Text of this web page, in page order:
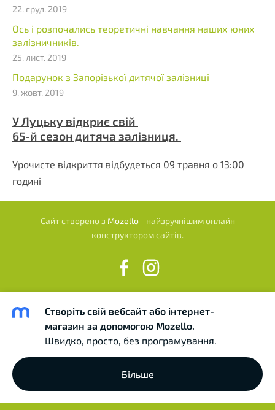
22. груд. 2019
Ось і розпочались теоретичні навчання наших юних
залізничників.
25. лист. 2019
Подарунок з Запорізької дитячої залізниці
9. жовт. 2019
У Луцьку відкриє свій
65-й сезон дитяча залізниця.
Урочисте відкриття відбудеться 09 травня о 13:00
годині
Сайт створено з Mozello- найзручнішим онлайн
конструктором сайтів.
Створіть свій вебсайт або інтернет-
магазин за допомогою Mozello.
Швидко, просто, без програмування.
Більше